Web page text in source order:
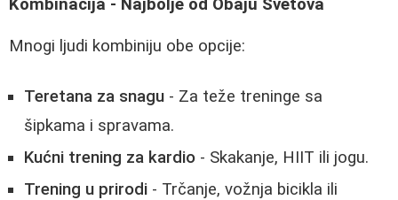
Kombinacija - Najbolje od Obaju Svetova
Mnogi ljudi kombiniju obe opcije:
Teretana za snagu - Za teže treninge sa
šipkama i spravama.
Kućni trening za kardio - Skakanje, HIIT ili jogu.
Trening u prirodi - Trčanje, vožnja bicikla ili